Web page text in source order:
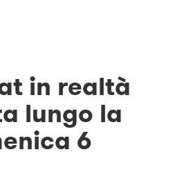
in realtà
lungo la
6